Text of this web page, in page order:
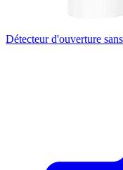
Détecteur d'ouverture